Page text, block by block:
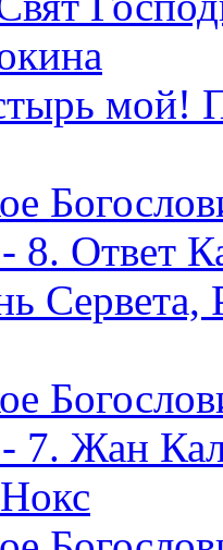
мой!
8. Ответ
Сервета,
7. Жан